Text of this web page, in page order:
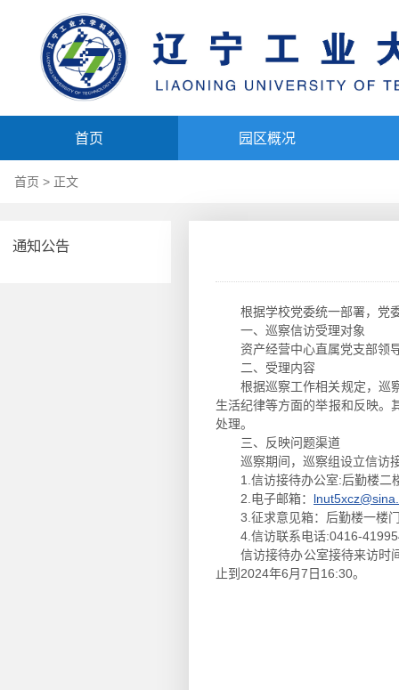
首页 园区概况
首页 > 正文
通知公告
根据学校党委统一部署，党
一、巡察信访受理对象
资产经营中心直属党支部领
二、受理内容
根据巡察工作相关规定，巡
生活纪律等方面的举报和反映。
处理。
三、反映问题渠道
巡察期间，巡察组设立信访
1.信访接待办公室:后勤楼二
2.电子邮箱：
3.征求意见箱：后勤楼一楼
4.信访联系电话:0416-
信访接待办公室接待来访时
止到2024年6月7日16:30。